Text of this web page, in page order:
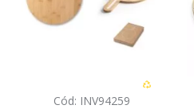
Cód: INV94259